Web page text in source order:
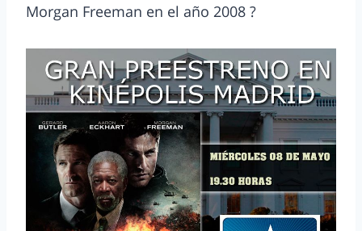
Morgan Freeman en el año 2008 ?